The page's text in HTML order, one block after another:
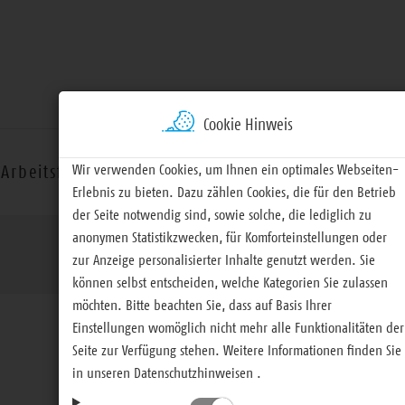
Arbeitsfelder Termine Materialien
Archiv-Themenseiten (Seite in Arbeit)
Cookie Hinweis
Wir verwenden Cookies, um Ihnen ein optimales Webseiten-
Erlebnis zu bieten. Dazu zählen Cookies, die für den Betrieb
der Seite notwendig sind, sowie solche, die lediglich zu
anonymen Statistikzwecken, für Komforteinstellungen oder
zur Anzeige personalisierter Inhalte genutzt werden. Sie
können selbst entscheiden, welche Kategorien Sie zulassen
möchten. Bitte beachten Sie, dass auf Basis Ihrer
Einstellungen womöglich nicht mehr alle Funktionalitäten der
Seite zur Verfügung stehen. Weitere Informationen finden Sie
in unseren Datenschutzhinweisen .